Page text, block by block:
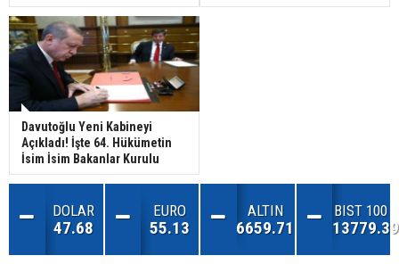
Davutoğlu Yeni Kabineyi
Açıkladı! İşte 64. Hükümetin
İsim İsim Bakanlar Kurulu
DOLAR
47.68
EURO
55.13
ALTIN
6659.71
BIST 100
13779.39